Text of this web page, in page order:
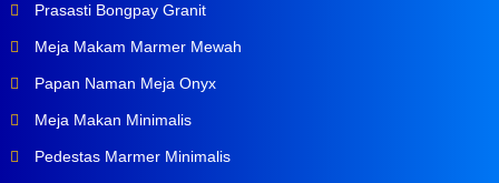
Prasasti Bongpay Granit
Meja Makam Marmer Mewah
Papan Naman Meja Onyx
Meja Makan Minimalis
Pedestas Marmer Minimalis